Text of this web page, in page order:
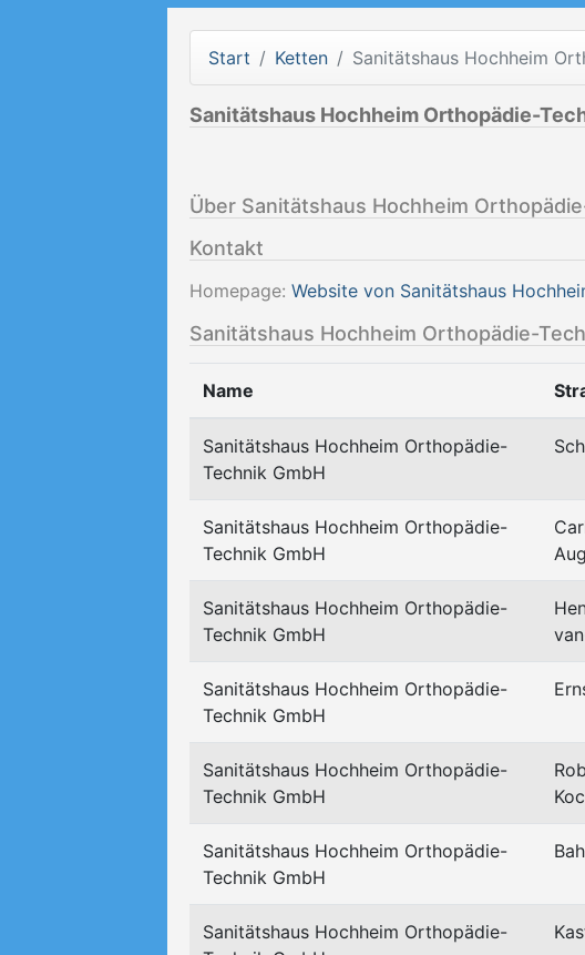
Start Ketten Sanitätshaus Hochheim
Sanitätshaus Hochheim Orthopädie-
Über Sanitätshaus Hochheim
Kontakt
Homepage: Website von Sanitätshaus
Sanitätshaus Hochheim Orthopädie-
Name
Sanitätshaus Hochheim Orthopädie-
Technik GmbH
Sanitätshaus Hochheim Orthopädie-
Technik GmbH
Sanitätshaus Hochheim Orthopädie-
Technik GmbH
Sanitätshaus Hochheim Orthopädie-
Technik GmbH
Sanitätshaus Hochheim Orthopädie-
Technik GmbH
Koc
Sanitätshaus Hochheim Orthopädie-
Technik GmbH
Sanitätshaus Hochheim Orthopädie-